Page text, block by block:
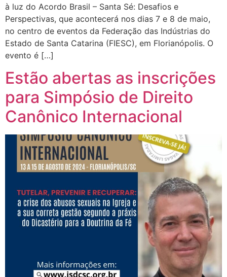
à luz do Acordo Brasil – Santa Sé: Desafios e
Perspectivas, que acontecerá nos dias 7 e 8 de maio,
no centro de eventos da Federação das Indústrias do
Estado de Santa Catarina (FIESC), em Florianópolis. O
evento é […]
Estão abertas as inscrições
para Simpósio de Direito
Canônico Internacional